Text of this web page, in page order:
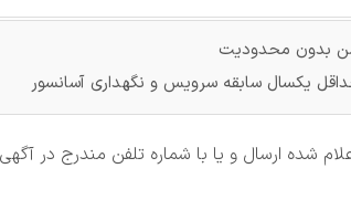
بدون محدودیت
یكسال سابقه سرویس و نگهداری آسانسور
شده ارسال و یا با شماره تلفن مندرج در